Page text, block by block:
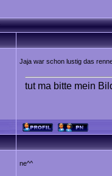
Jaja war schon lustig das
tut ma bitte mein
ne^^